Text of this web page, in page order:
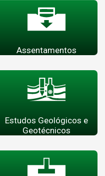
Assentamentos
Estudos Geológicos e
Geotécnicos